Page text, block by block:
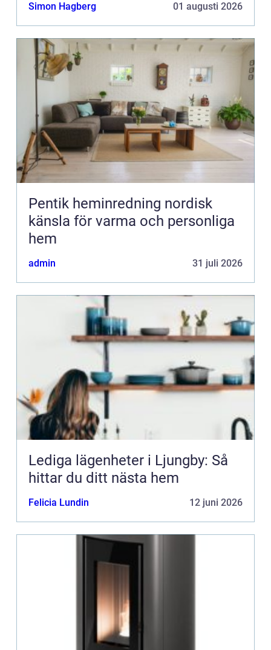
Simon Hagberg 01 augusti 2026
Pentik heminredning nordisk
känsla för varma och personliga
hem
admin 31 juli 2026
Lediga lägenheter i Ljungby: Så
hittar du ditt nästa hem
Felicia Lundin 12 juni 2026